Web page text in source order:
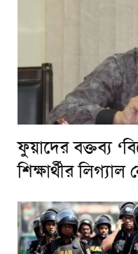
ফুয়াদের বক্তব্য
শিক্ষার্থীর লিগ্যাল